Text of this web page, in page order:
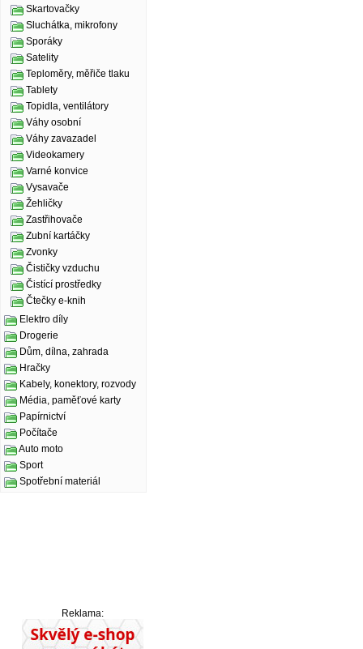
Skartovačky
Sluchátka, mikrofony
Sporáky
Satelity
Teploměry, měřiče tlaku
Tablety
Topidla, ventilátory
Váhy osobní
Váhy zavazadel
Videokamery
Varné konvice
Vysavače
Žehličky
Zastřihovače
Zubní kartáčky
Zvonky
Čističky vzduchu
Čistící prostředky
Čtečky e-knih
Elektro díly
Drogerie
Dům, dílna, zahrada
Hračky
Kabely, konektory, rozvody
Média, paměťové karty
Papírnictví
Počítače
Auto moto
Sport
Spotřební materiál
Reklama: